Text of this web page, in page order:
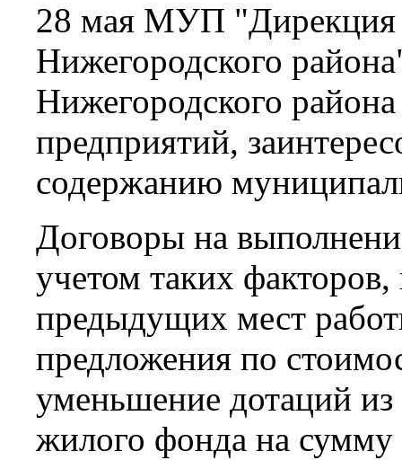
28 мая МУП "Дирекция
Нижегородского
Нижегородского
предприятий,
содержанию
Договоры на
учетом таких
предыдущих мест
предложения по
уменьшение дотаций
жилого фонда на сумму